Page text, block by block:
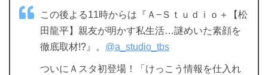
この後よる11時からは『Ａ−Ｓｔｕｄｉｏ＋【松
田龍平】親友が明かす私生活…謎めいた素顔を
徹底取材!?』。 @a_studio_tbs
ついにＡスタ初登場！「けっこう情報を仕入れ